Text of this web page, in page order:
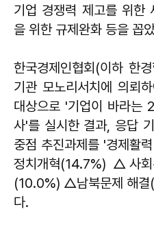
기업 경쟁력 제고를 위한
을 위한 규제완화 등을 꼽
한국경제인협회(이하 한
기관 모노리서치에 의뢰
대상으로 '기업이 바라는
사'를 실시한 결과, 응답
중점 추진과제를 '경제활
정치개혁(14.7%) △사
(10.0%) △남북문제 해결
다.